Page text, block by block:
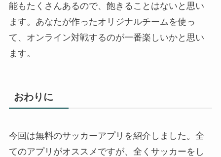
能もたくさんあるので、飽きることはないと思い
ます。あなたが作ったオリジナルチームを使っ
て、オンライン対戦するのが一番楽しいかと思い
ます。
おわりに
今回は無料のサッカーアプリを紹介しました。全
てのアプリがオススメですが、全くサッカーをし